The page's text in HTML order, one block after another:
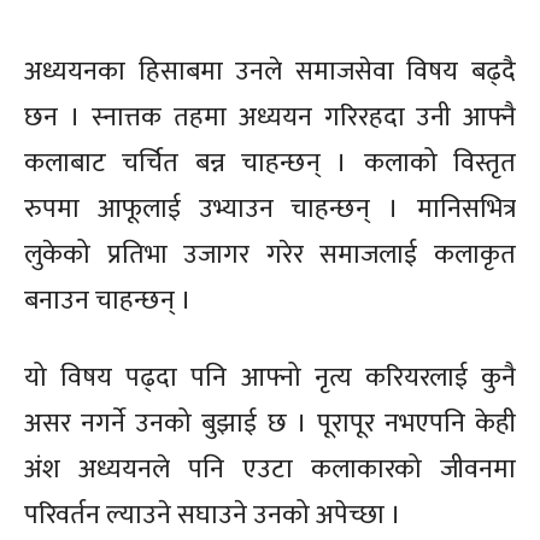
अध्ययनका हिसाबमा उनले समाजसेवा विषय बढ्दै
छन । स्नात्तक तहमा अध्ययन गरिरहदा उनी आफ्नै
कलाबाट चर्चित बन्न चाहन्छन् । कलाको विस्तृत
रुपमा आफूलाई उभ्याउन चाहन्छन् । मानिसभित्र
लुकेको प्रतिभा उजागर गरेर समाजलाई कलाकृत
बनाउन चाहन्छन् ।
यो विषय पढ्दा पनि आफ्नो नृत्य करियरलाई कुनै
असर नगर्ने उनको बुझाई छ । पूरापूर नभएपनि केही
अंश अध्ययनले पनि एउटा कलाकारको जीवनमा
परिवर्तन ल्याउने सघाउने उनको अपेच्छा ।